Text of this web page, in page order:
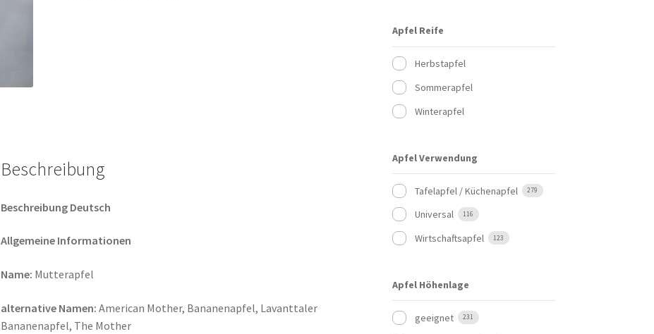
Beschreibung
Beschreibung Deutsch
Allgemeine Informationen
Name: Mutterapfel
alternative Namen: American Mother, Bananenapfel, Lavanttaler
Bananenapfel, The Mother
Apfel Reife
Herbstapfel
Sommerapfel
Winterapfel
Apfel Verwendung
Tafelapfel / Küchenapfel 279
Universal 116
Wirtschaftsapfel 123
Apfel Höhenlage
geeignet 231